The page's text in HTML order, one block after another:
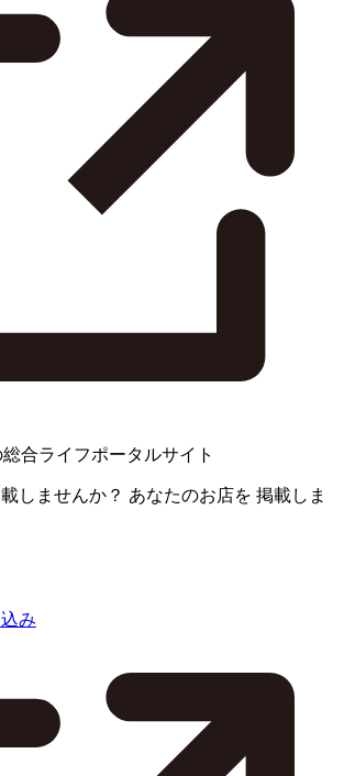
合ライフポータルサイト
しませんか？ あなたのお店を 掲載しま
み